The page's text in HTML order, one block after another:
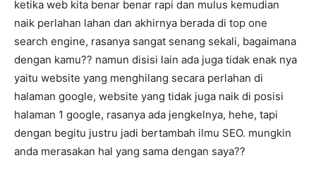
ketika web kita benar benar rapi dan mulus kemudian
naik perlahan lahan dan akhirnya berada di top one
search engine, rasanya sangat senang sekali, bagaimana
dengan kamu?? namun disisi lain ada juga tidak enak nya
yaitu website yang menghilang secara perlahan di
halaman google, website yang tidak juga naik di posisi
halaman 1 google, rasanya ada jengkelnya, hehe, tapi
dengan begitu justru jadi bertambah ilmu SEO. mungkin
anda merasakan hal yang sama dengan saya??